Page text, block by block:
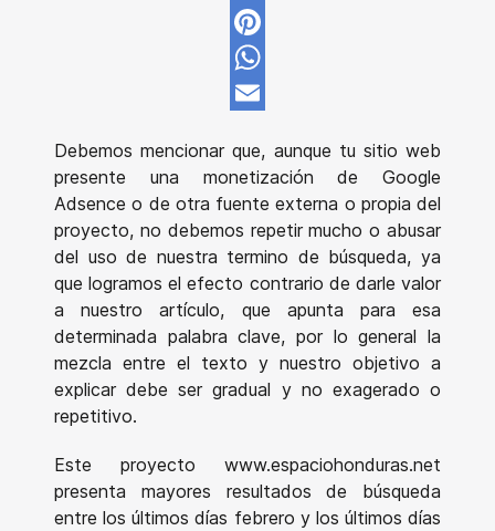
Twitter
Pinterest
WhatsApp
Debemos mencionar que, aunque tu sitio web
presente una monetización de Google
Adsence o de otra fuente externa o propia del
proyecto, no debemos repetir mucho o abusar
del uso de nuestra termino de búsqueda, ya
que logramos el efecto contrario de darle valor
a nuestro artículo, que apunta para esa
determinada palabra clave, por lo general la
mezcla entre el texto y nuestro objetivo a
explicar debe ser gradual y no exagerado o
repetitivo.
Este proyecto www.espaciohonduras.net
presenta mayores resultados de búsqueda
entre los últimos días febrero y los últimos días